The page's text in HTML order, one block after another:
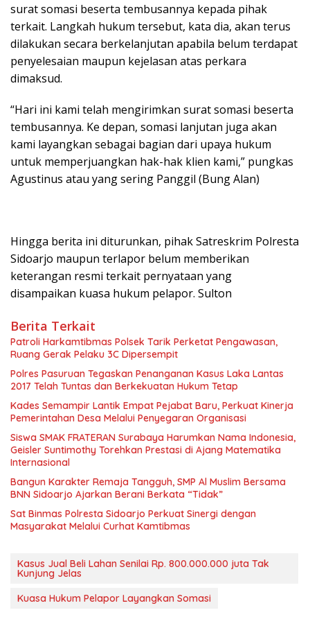
surat somasi beserta tembusannya kepada pihak
terkait. Langkah hukum tersebut, kata dia, akan terus
dilakukan secara berkelanjutan apabila belum terdapat
penyelesaian maupun kejelasan atas perkara
dimaksud.
“Hari ini kami telah mengirimkan surat somasi beserta
tembusannya. Ke depan, somasi lanjutan juga akan
kami layangkan sebagai bagian dari upaya hukum
untuk memperjuangkan hak-hak klien kami,” pungkas
Agustinus atau yang sering Panggil (Bung Alan)
Hingga berita ini diturunkan, pihak Satreskrim Polresta
Sidoarjo maupun terlapor belum memberikan
keterangan resmi terkait pernyataan yang
disampaikan kuasa hukum pelapor. Sulton
Berita Terkait
Patroli Harkamtibmas Polsek Tarik Perketat Pengawasan,
Ruang Gerak Pelaku 3C Dipersempit
Polres Pasuruan Tegaskan Penanganan Kasus Laka Lantas
2017 Telah Tuntas dan Berkekuatan Hukum Tetap
Kades Semampir Lantik Empat Pejabat Baru, Perkuat Kinerja
Pemerintahan Desa Melalui Penyegaran Organisasi
Siswa SMAK FRATERAN Surabaya Harumkan Nama Indonesia,
Geisler Suntimothy Torehkan Prestasi di Ajang Matematika
Internasional
Bangun Karakter Remaja Tangguh, SMP Al Muslim Bersama
BNN Sidoarjo Ajarkan Berani Berkata “Tidak”
Sat Binmas Polresta Sidoarjo Perkuat Sinergi dengan
Masyarakat Melalui Curhat Kamtibmas
Kasus Jual Beli Lahan Senilai Rp. 800.000.000 juta Tak
Kunjung Jelas
Kuasa Hukum Pelapor Layangkan Somasi